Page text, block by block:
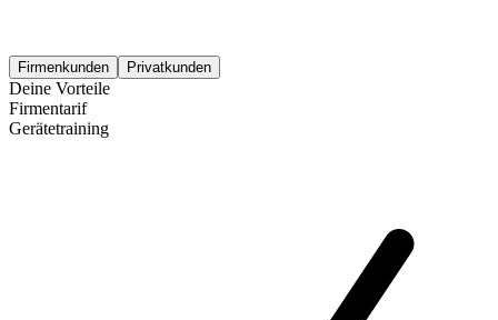
Firmenkunden Privatkunden
Deine Vorteile
Firmentarif
Gerätetraining